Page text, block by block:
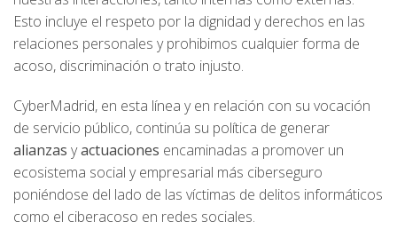
Esto incluye el respeto por la dignidad y derechos en las
relaciones personales y prohibimos cualquier forma de
acoso, discriminación o trato injusto.
CyberMadrid, en esta línea y en relación con su vocación
de servicio público, continúa su política de generar
alianzas yactuaciones encaminadas a promover un
ecosistema social y empresarial más ciberseguro
poniéndose del lado de las víctimas de delitos informáticos
como el ciberacoso en redes sociales.